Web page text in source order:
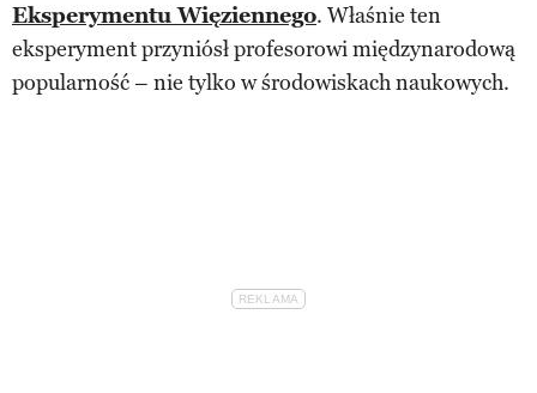
Eksperymentu Więziennego. Właśnie ten
eksperyment przyniósł profesorowi międzynarodową
popularność – nie tylko w środowiskach naukowych.